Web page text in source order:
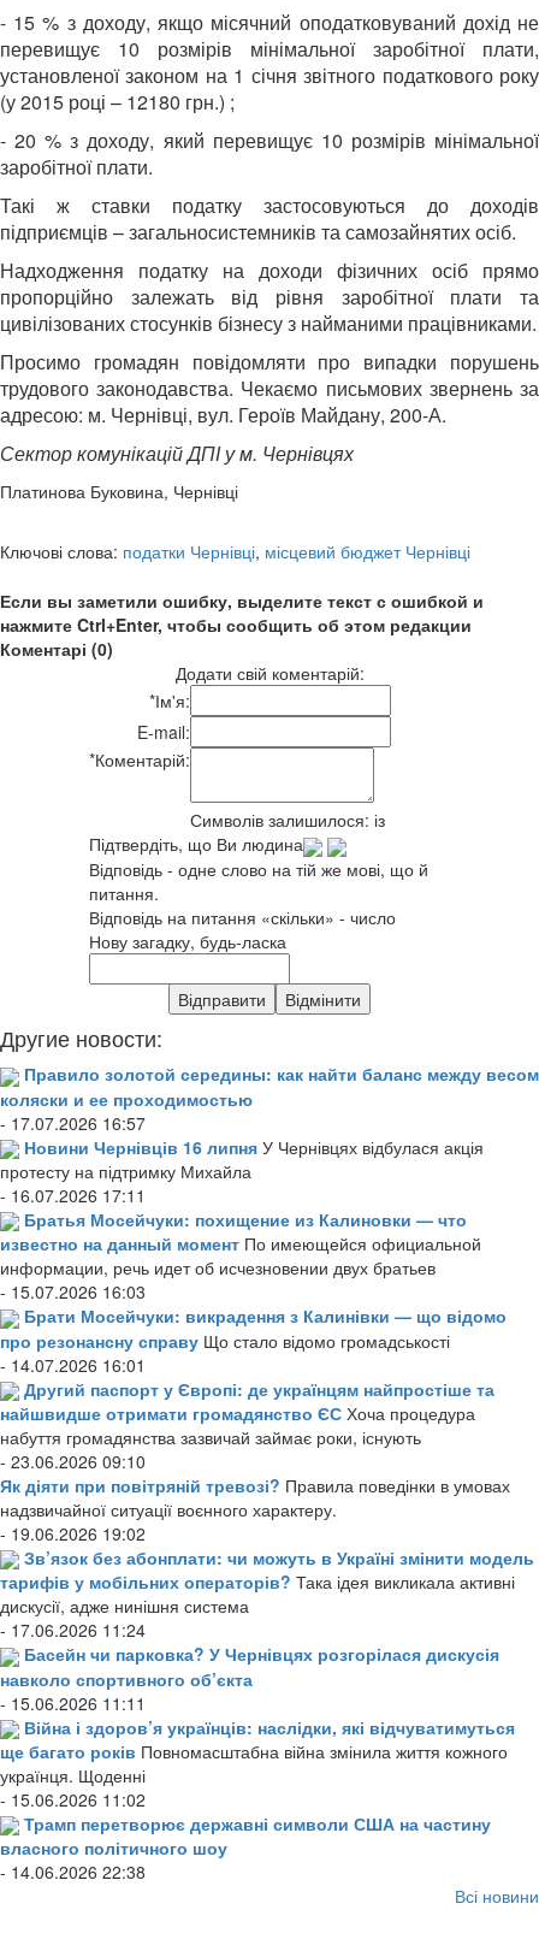
- 15 % з доходу, якщо місячний оподатковуваний дохід не
перевищує 10 розмірів мінімальної заробітної плати,
установленої законом на 1 січня звітного податкового року
(у 2015 році – 12180 грн.) ;
- 20 % з доходу, який перевищує 10 розмірів мінімальної
заробітної плати.
Такі ж ставки податку застосовуються до доходів
підприємців – загальносистемників та самозайнятих осіб.
Надходження податку на доходи фізичних осіб прямо
пропорційно залежать від рівня заробітної плати та
цивілізованих стосунків бізнесу з найманими працівниками.
Просимо громадян повідомляти про випадки порушень
трудового законодавства. Чекаємо письмових звернень за
адресою: м. Чернівці, вул. Героїв Майдану, 200-А.
Сектор комунікацій ДПІ у м. Чернівцях
Платинова Буковина, Чернівці
Ключові слова: податки Чернівці, місцевий бюджет Чернівці
Если вы заметили ошибку, выделите текст с ошибкой и
нажмите Ctrl+Enter, чтобы сообщить об этом редакции
Коментарі (0)
Додати свій коментарій:
*Ім'я:
E-mail:
*Коментарій:
Символів залишилося: із
Підтвердіть, що Ви людина
Відповідь - одне слово на тій же мові, що й
питання.
Відповідь на питання «скільки» - число
Нову загадку, будь-ласка
Другие новости:
Правило золотой середины: как найти баланс между весом
коляски и ее проходимостью
- 17.07.2026 16:57
Новини Чернівців 16 липня У Чернівцях відбулася акція
протесту на підтримку Михайла
- 16.07.2026 17:11
Братья Мосейчуки: похищение из Калиновки — что
известно на данный момент По имеющейся официальной
информации, речь идет об исчезновении двух братьев
- 15.07.2026 16:03
Брати Мосейчуки: викрадення з Калинівки — що відомо
про резонансну справу Що стало відомо громадськості
- 14.07.2026 16:01
Другий паспорт у Європі: де українцям найпростіше та
найшвидше отримати громадянство ЄС Хоча процедура
набуття громадянства зазвичай займає роки, існують
- 23.06.2026 09:10
Як діяти при повітряній тревозі? Правила поведінки в умовах
надзвичайної ситуації воєнного характеру.
- 19.06.2026 19:02
Зв’язок без абонплати: чи можуть в Україні змінити модель
тарифів у мобільних операторів? Така ідея викликала активні
дискусії, адже нинішня система
- 17.06.2026 11:24
Басейн чи парковка? У Чернівцях розгорілася дискусія
навколо спортивного об’єкта
- 15.06.2026 11:11
Війна і здоров’я українців: наслідки, які відчуватимуться
ще багато років Повномасштабна війна змінила життя кожного
українця. Щоденні
- 15.06.2026 11:02
Трамп перетворює державні символи США на частину
власного політичного шоу
- 14.06.2026 22:38
Всі новини